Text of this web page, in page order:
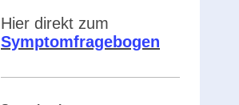
Hier direkt zum
Symptomfragebogen